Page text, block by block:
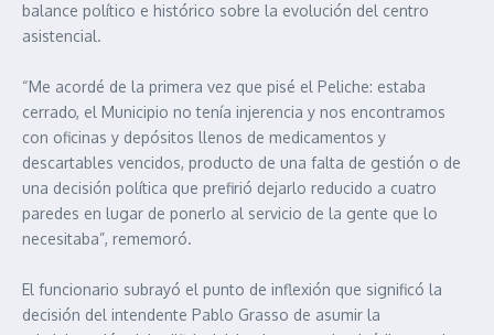
balance político e histórico sobre la evolución del centro
asistencial.
“Me acordé de la primera vez que pisé el Peliche: estaba
cerrado, el Municipio no tenía injerencia y nos encontramos
con oficinas y depósitos llenos de medicamentos y
descartables vencidos, producto de una falta de gestión o de
una decisión política que prefirió dejarlo reducido a cuatro
paredes en lugar de ponerlo al servicio de la gente que lo
necesitaba”, rememoró.
El funcionario subrayó el punto de inflexión que significó la
decisión del intendente Pablo Grasso de asumir la